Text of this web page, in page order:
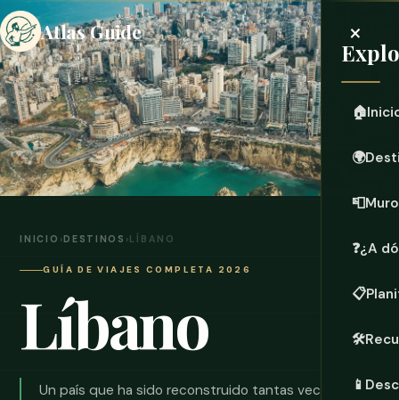
Atlas Guide ×
🏠
🌍
📮
❓¿A
📋
🛠️
📱
INICIO ›DESTINOS ›LÍBANO
GUÍA DE VIAJES COMPLETA 2026
Líbano
Un país que ha sido reconstruido tantas veces que